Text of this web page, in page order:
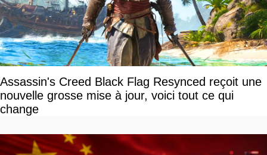
Assassin's Creed Black Flag Resynced reçoit une
nouvelle grosse mise à jour, voici tout ce qui
change